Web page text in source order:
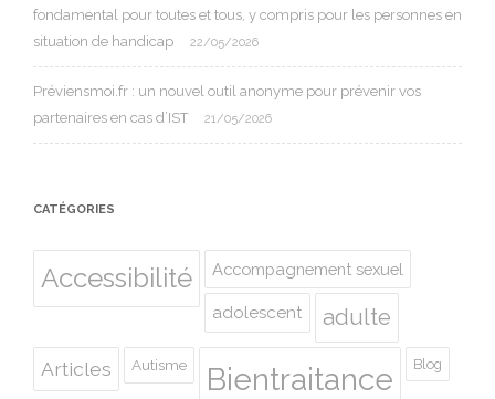
fondamental pour toutes et tous, y compris pour les personnes en
situation de handicap
22/05/2026
Préviensmoi.fr : un nouvel outil anonyme pour prévenir vos
partenaires en cas d’IST
21/05/2026
CATÉGORIES
Accessibilité Accompagnement sexuel
adolescent adulte
Articles Autisme Bientraitance Blog